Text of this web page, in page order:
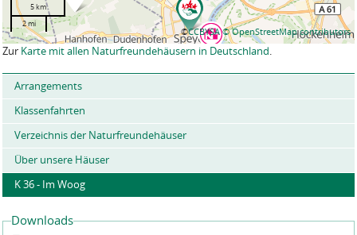
©CCBYSA © OpenStreetMap contributors
5 km
2 mi
Zur Karte mit allen Naturfreundehäusern in Deutschland.
Arrangements
Klassenfahrten
Verzeichnis der Naturfreundehäuser
Über unsere Häuser
K 36 - Im Woog
Downloads